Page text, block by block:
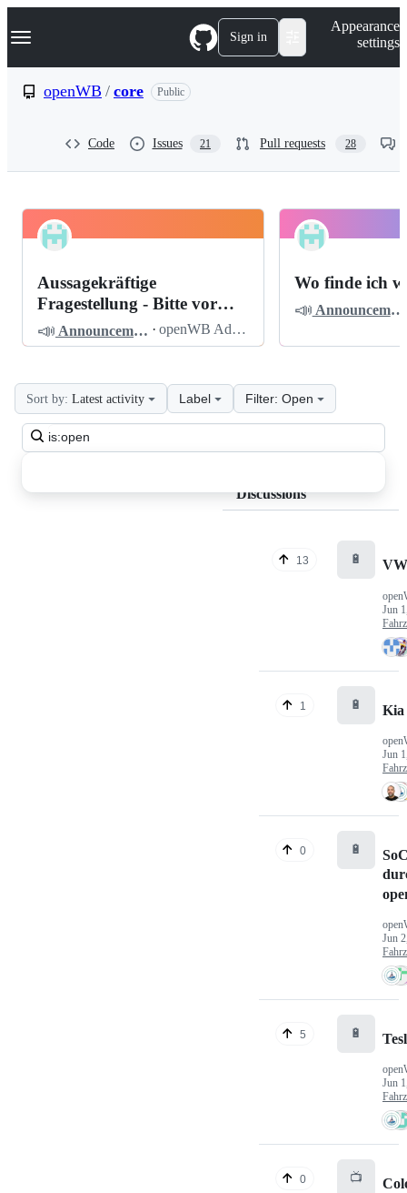
k
p
Navigation Menu Sign in
Appearance
settings
openWB / core Public
Code Issues 21 Pull requests 28
openWB
Discussions
Pinned
Aussagekräftige
Fragestellung - Bitte vor
dem Posten lesen
📣 Announcements · openWB Admin
Wo finde ich
📣 Announcements
Search
all
Sort by: Latest activity Label Filter: Open
Discussions
13 🔋
Jun
1 🔋 Kia
Jun
0 🔋
Jun
5 🔋
Jun
0 📺